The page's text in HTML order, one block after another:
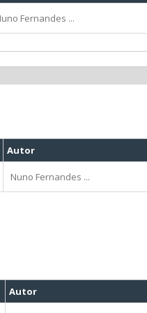
Fernandes ...
Autor
Nuno Fernandes ...
Autor